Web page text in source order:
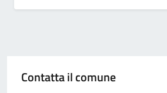
Contatta il comune